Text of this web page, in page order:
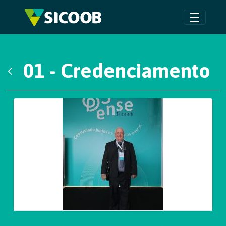
Pular para o Conteúdo principal
01 - Credenciamento